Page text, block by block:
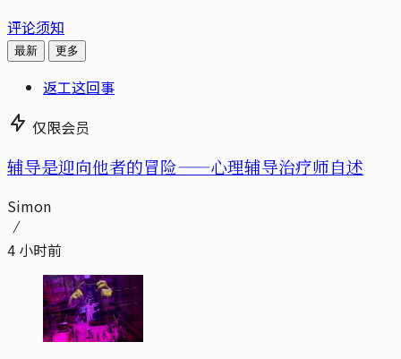
评论须知
最新 更多
返工这回事
仅限会员
辅导是迎向他者的冒险——心理辅导治疗师自述
Simon
4 小时前